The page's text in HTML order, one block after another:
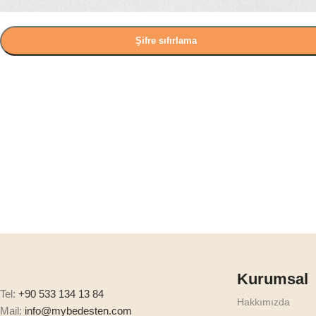
Şifre sıfırlama
Tel: +90 533 134 13 84
Mail: info@mybedesten.com
Kurumsal
Hakkımızda